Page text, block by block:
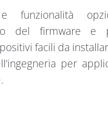
funzionalità
del firmware e
facili da
per